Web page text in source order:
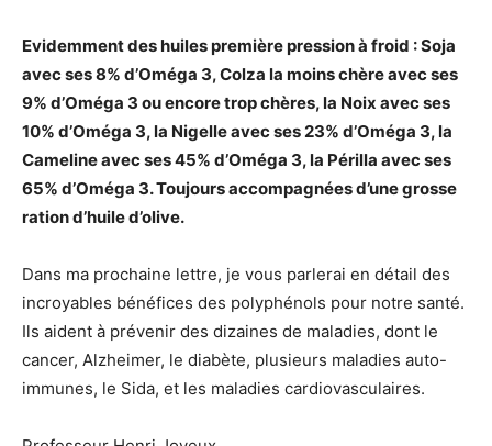
Evidemment des huiles première pression à froid : Soja
avec ses 8% d’Oméga 3, Colza la moins chère avec ses
9% d’Oméga 3 ou encore trop chères, la Noix avec ses
10% d’Oméga 3, la Nigelle avec ses 23% d’Oméga 3, la
Cameline avec ses 45% d’Oméga 3, la Périlla avec ses
65% d’Oméga 3. Toujours accompagnées d’une grosse
ration d’huile d’olive.
Dans ma prochaine lettre, je vous parlerai en détail des
incroyables bénéfices des polyphénols pour notre santé.
Ils aident à prévenir des dizaines de maladies, dont le
cancer, Alzheimer, le diabète, plusieurs maladies auto-
immunes, le Sida, et les maladies cardiovasculaires.